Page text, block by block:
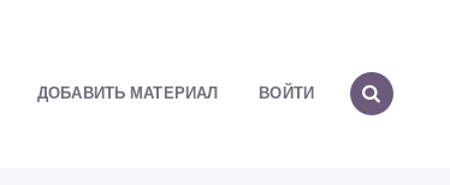
ДОБАВИТЬ МАТЕРИАЛ ВОЙТИ